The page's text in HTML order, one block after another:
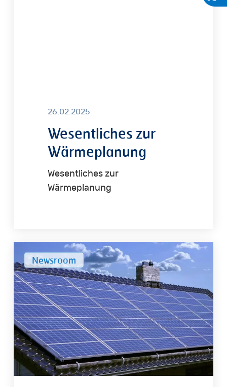
26.02.2025
Wesentliches zur
Wärmeplanung
Wesentliches zur
Wärmeplanung
vor
Starkwetter
und
Langfingern
Newsroom